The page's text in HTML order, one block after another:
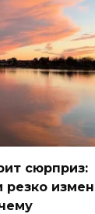
сюрприз:
резко